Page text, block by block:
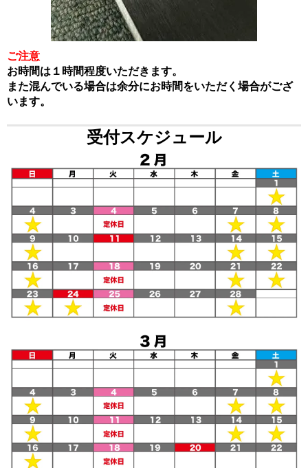
ご注意
お時間は１時間程度いただきます。
また混んでいる場合は余分にお時間をいただく場合がござ
います。
受付スケジュール